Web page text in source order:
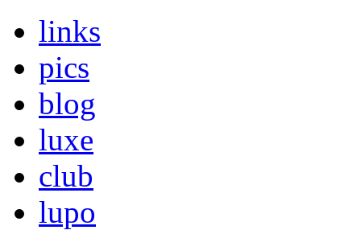
links
pics
blog
luxe
club
lupo